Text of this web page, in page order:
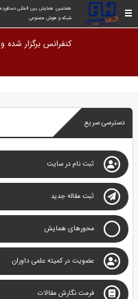
شبکه و هوش مصنوعی
کنفرانس برگزار شده و سایت آرشیو
دسترسی سریع
ثبت نام در سایت
ثبت مقاله جدید
محورهای همایش
عضویت در کمیته علمی داوران
فرمت نگارش مقالات